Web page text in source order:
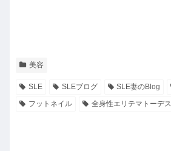
美容
SLE SLEブログ SLE妻のBlog
フットネイル
全身性エリテマトーデス